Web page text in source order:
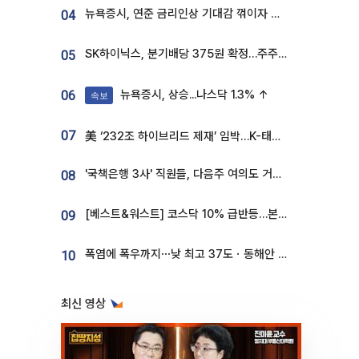
04 뉴욕증시, 연준 금리인상 기대감 꺾이자 상승...S&P500 사상 최고치 [종합]
05 SK하이닉스, 분기배당 375원 확정…주주환원책 9월로 앞당겨 발표
06 속보 뉴욕증시, 상승...나스닥 1.3% ↑
07 美 ‘232조 하이브리드 제재’ 임박…K-태양광, 불확실성 털고 날개 다나
08 '국책은행 3사' 직원들, 다음주 여의도 거리 나서는 까닭은
09 [베스트&워스트] 코스닥 10% 급반등…본느, 최대주주 변경 기대에 270% 폭등
10 폭염에 폭우까지⋯낮 최고 37도ㆍ동해안 강한 비 [날씨]
최신 영상